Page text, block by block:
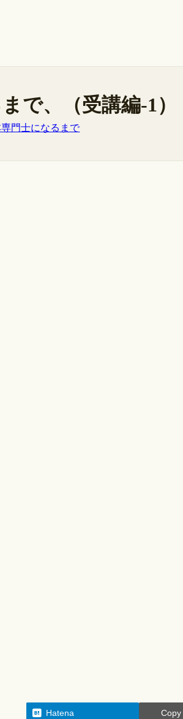
で、（受講編-1）
門士になるまで
Hatena Copy